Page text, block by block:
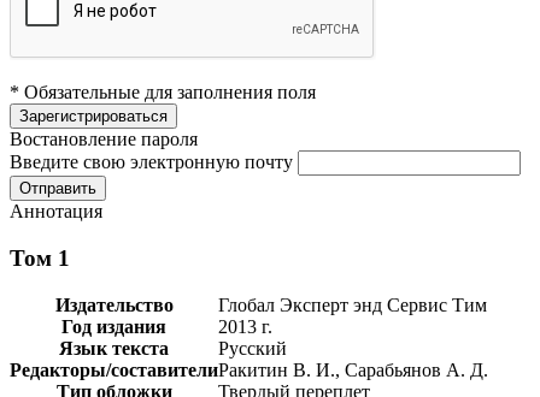
* Обязательные для заполнения поля
Востановление пароля
Введите свою электронную почту
Аннотация
Том 1
Издательство
Глобал Эксперт энд Сервис Тим
Год издания
2013 г.
Язык текста
Русский
Редакторы/составителиРакитин В. И., Сарабьянов А. Д.
Тип обложки
Твердый переплет